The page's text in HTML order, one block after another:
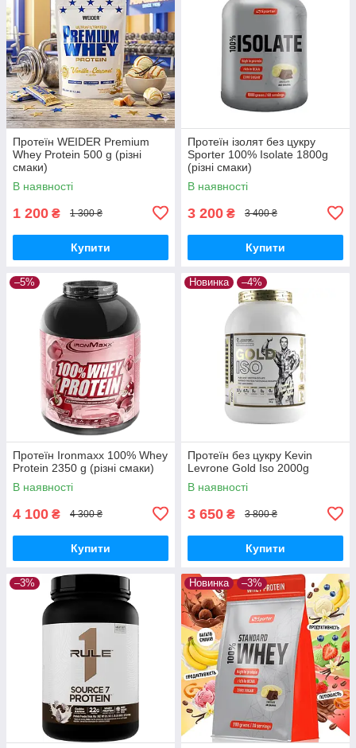
Протеїн WEIDER Premium
Whey Protein 500 g (різні
смаки)
В наявності
1 200 ₴ 1 300 ₴
Купити
Протеїн ізолят без цукру
Sporter 100% Isolate 1800g
(різні смаки)
В наявності
3 200 ₴ 3 400 ₴
Купити
–5%
Протеїн Ironmaxx 100% Whey
Protein 2350 g (різні смаки)
В наявності
4 100 ₴ 4 300 ₴
Купити
Новинка –4%
Протеїн без цукру Kevin
Levrone Gold Iso 2000g
В наявності
3 650 ₴ 3 800 ₴
Купити
–3% Новинка –3%